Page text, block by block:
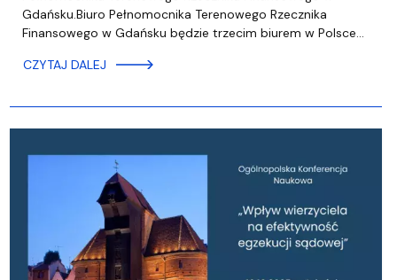
Gdańsku.Biuro Pełnomocnika Terenowego Rzecznika
Finansowego w Gdańsku będzie trzecim biurem w Polsce…
CZYTAJ DALEJ